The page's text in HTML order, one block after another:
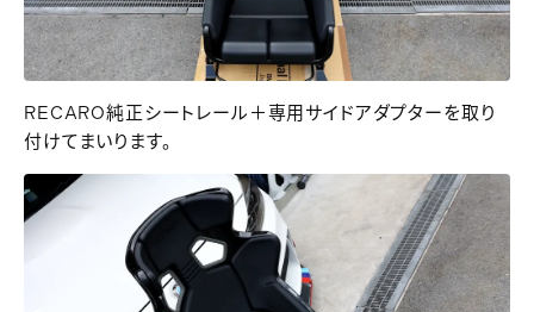
RECARO純正シートレール＋専用サイドアダプターを取り
付けてまいります。